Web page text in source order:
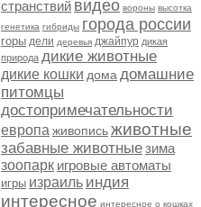
странствий видео вороны высотка
генетика гибриды города россии
горы дели деревья джайпур дикая
природа дикие животные
дикие кошки дома домашние
питомцы
достопримечательности
европа живописьживотные
забавные животныезима
зоопарк игровые автоматы
игры израиль индия
интересное интересное о кошках